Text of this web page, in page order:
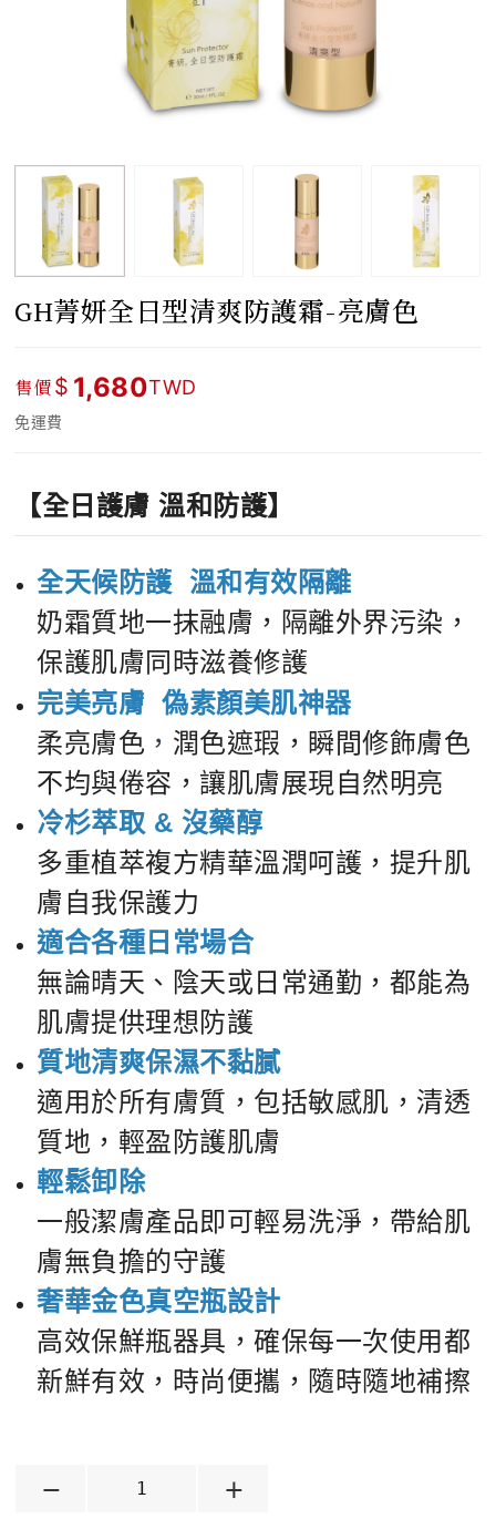
GH菁妍全日型清爽防護霜-亮膚色
售價$ 1,680TWD
免運費
【全日護膚 溫和防護】
全天候防護 溫和有效隔離
奶霜質地一抹融膚，隔離外界污染，
保護肌膚同時滋養修護
完美亮膚偽素顏美肌神器
柔亮膚色 ， 潤色遮瑕，瞬間修飾膚色
不均與倦容，讓肌膚展現自然明亮
冷杉萃取 & 沒藥醇
多重植萃複方精華溫潤呵護，提升肌
膚自我保護力
適合各種日常場合
無論晴天、陰天或日常通勤，都能為
肌膚提供理想防護
質地清爽保濕不黏膩
適用於所有膚質，包括敏感肌，清透
質地，輕盈防護肌膚
輕鬆卸除
一般潔膚產品即可輕易洗淨，帶給肌
膚無負擔的守護
奢華金色真空瓶設計
高效保鮮瓶器具，確保每一次使用都
新鮮有效，時尚便攜，隨時隨地補擦